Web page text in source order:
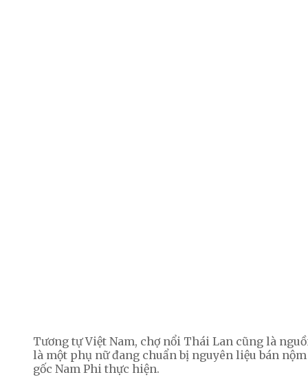
Tương tự Việt Nam, chợ nổi Thái Lan cũng là
là một phụ nữ đang chuẩn bị nguyên liệu bán
gốc Nam Phi thực hiện.